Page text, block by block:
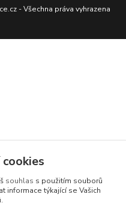
- Všechna práva vyhrazena
souhlas s použitím souborů
informace týkající se Vašich